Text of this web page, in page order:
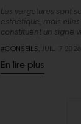
actifs
Les vergetures sont
esthétique, mais
constituent un signe
conjonctif.
#CONSEILS, JUIL. 7 2026
En lire plus